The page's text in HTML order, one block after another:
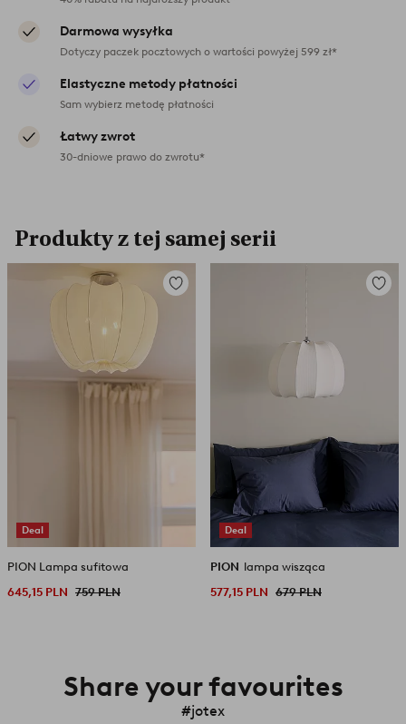
Darmowa wysyłka
Dotyczy paczek pocztowych o wartości powyżej 599 zł*
Elastyczne metody płatności
Sam wybierz metodę płatności
Łatwy zwrot
30-dniowe prawo do zwrotu*
Produkty z tej samej serii
Deal
Dodaj
PION Lampa sufitowa
645,15 PLN 759 PLN
Deal
Dodaj
PION lampa wisząca
577,15 PLN 679 PLN
Share your favourites
#jotex